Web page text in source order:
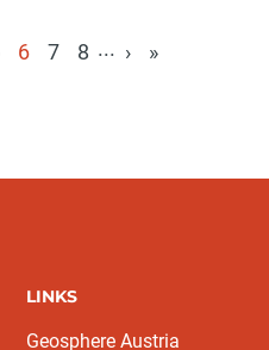
6
7 8 ... › »
LINKS
Geosphere Austria